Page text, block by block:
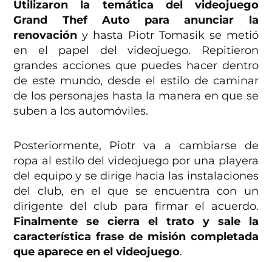
Utilizaron la temática del videojuego
Grand Thef Auto para anunciar la
renovación y hasta Piotr Tomasik se metió
en el papel del videojuego. Repitieron
grandes acciones que puedes hacer dentro
de este mundo, desde el estilo de caminar
de los personajes hasta la manera en que se
suben a los automóviles.
Posteriormente, Piotr va a cambiarse de
ropa al estilo del videojuego por una playera
del equipo y se dirige hacia las instalaciones
del club, en el que se encuentra con un
dirigente del club para firmar el acuerdo.
Finalmente se cierra el trato y sale la
característica frase de misión completada
que aparece en el videojuego.